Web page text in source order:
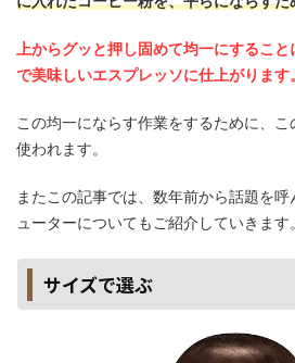
上からグッと押し固めて均一にするこ
で美味しいエスプレッソに仕上がります。
この均一にならす作業をするために、
使われます。
またこの記事では、数年前から話題を
ューターについてもご紹介していきます。
サイズで選ぶ